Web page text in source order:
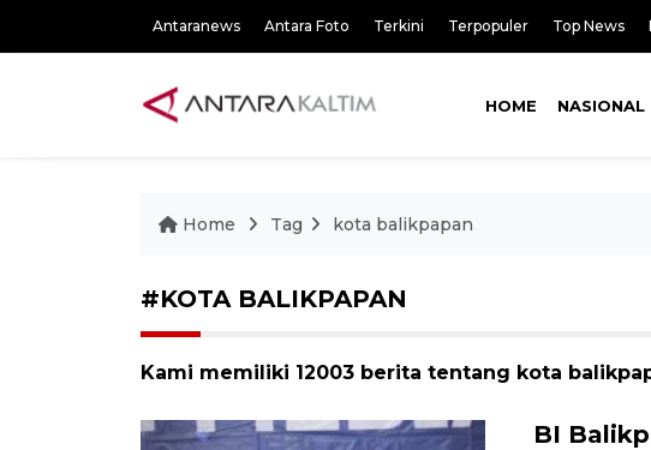
Antaranews Antara Foto Terkini Terpopuler Top News
HOME NASIONAL
Home Tag kota balikpapan
#KOTA BALIKPAPAN
Kami memiliki 12003 berita tentang kota
BI